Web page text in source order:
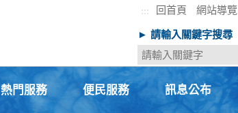
::: 回首頁 網站導覽
► 請輸入關鍵字搜尋
熱門服務
便民服務
訊息公布